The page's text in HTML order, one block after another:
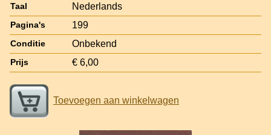
Taal Nederlands
Pagina's 199
Conditie Onbekend
Prijs € 6,00
Toevoegen aan winkelwagen